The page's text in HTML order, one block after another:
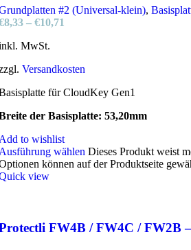
#2 (Universal-klein),
8,33 – €10,71
MwSt.
Versandkosten
für CloudKey Gen1
der Basisplatte: 53,20mm
to wishlist
wählen Dieses Produkt weist
können auf der Produktseite
view
FW4B / FW4C / FW2B